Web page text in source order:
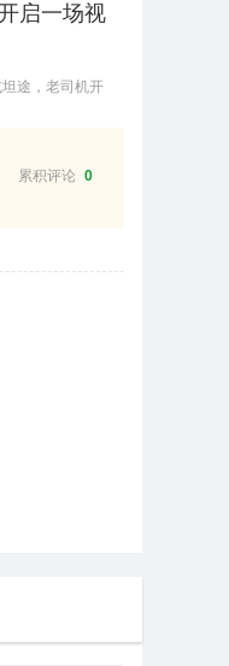
启一场视
途，老司机开
累积评论 0